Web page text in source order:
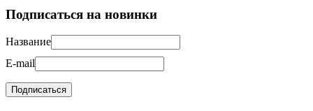
Подписаться на новинки
Название
E-mail